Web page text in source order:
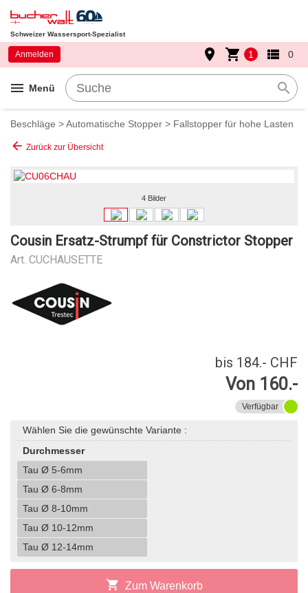
Schweizer Wassersport-Spezialist
menu Menü search
Anmelden place shopping_cart 1 view_list 0
Beschläge >Automatische Stopper > Fallstopper für hohe Lasten
arrow_back Zurück zur Übersicht
4 Bilder
Cousin Ersatz-Strumpf für Constrictor Stopper
Art. CUCHAUSETTE
bis 184.- CHF
Von 160.-
Verfügbar
Wählen Sie die gewünschte Variante :
Durchmesser
Tau Ø 5-6mm
Tau Ø 6-8mm
Tau Ø 8-10mm
Tau Ø 10-12mm
Tau Ø 12-14mm
shopping_cart Zum Warenkorb